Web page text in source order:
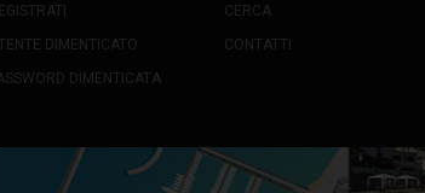
DIMENTICATO
DIMENTICATA
CERCA
CONTATTI